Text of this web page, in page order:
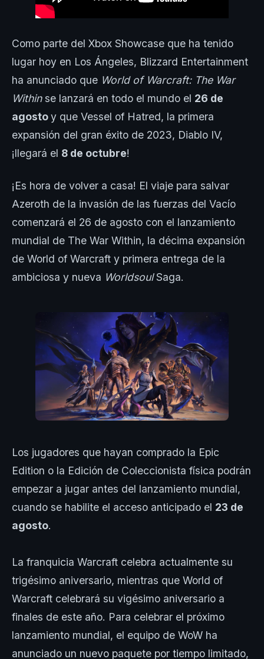
Como parte del Xbox Showcase que ha tenido
lugar hoy en Los Ángeles, Blizzard Entertainment
ha anunciado que World of Warcraft: The War
Withinse lanzará en todo el mundo el 26 de
agostoy que Vessel of Hatred, la primera
expansión del gran éxito de 2023, Diablo IV,
¡llegará el 8 de octubre!
¡Es hora de volver a casa! El viaje para salvar
Azeroth de la invasión de las fuerzas del Vacío
comenzará el 26 de agosto con el lanzamiento
mundial de The War Within, la décima expansión
de World of Warcraft y primera entrega de la
ambiciosa y nueva WorldsoulSaga.
Los jugadores que hayan comprado la Epic
Edition o la Edición de Coleccionista física podrán
empezar a jugar antes del lanzamiento mundial,
cuando se habilite el acceso anticipado el 23 de
agosto.
La franquicia Warcraft celebra actualmente su
trigésimo aniversario, mientras que World of
Warcraft celebrará su vigésimo aniversario a
finales de este año. Para celebrar el próximo
lanzamiento mundial, el equipo de WoW ha
anunciado un nuevo paquete por tiempo limitado,